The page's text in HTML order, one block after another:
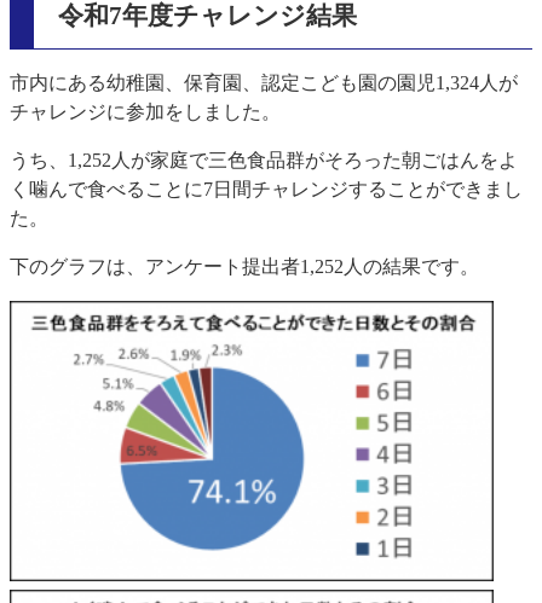
令和7年度チャレンジ結果
市内にある幼稚園、保育園、認定こども園の園児1,324人が
チャレンジに参加をしました。
うち、1,252人が家庭で三色食品群がそろった朝ごはんをよ
く噛んで食べることに7日間チャレンジすることができまし
た。
下のグラフは、アンケート提出者1,252人の結果です。